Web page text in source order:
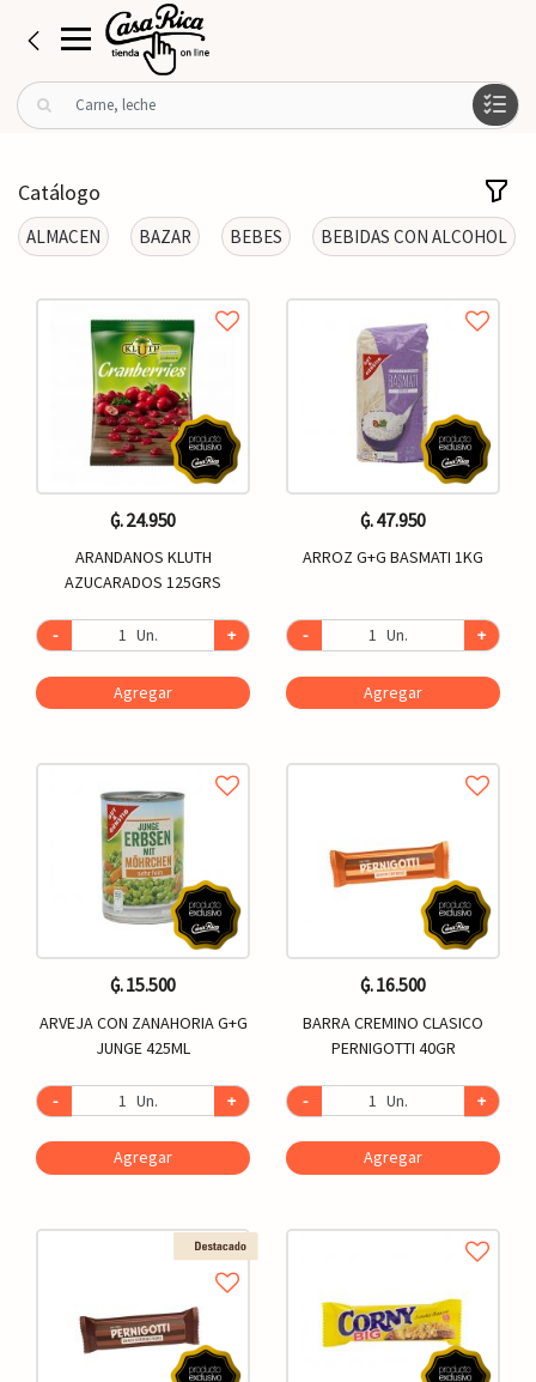
B
u
a
p
Catálogo
ALMACEN BAZAR BEBES BEBIDAS CON ALCOHOL
₲. 24.950
ARANDANOS KLUTH
AZUCARADOS 125GRS
- Un. +
Agregar
₲. 47.950
ARROZ G+G BASMATI 1KG
- Un. +
Agregar
₲. 15.500
ARVEJA CON ZANAHORIA G+G
JUNGE 425ML
- Un. +
Agregar
₲. 16.500
BARRA CREMINO CLASICO
PERNIGOTTI 40GR
- Un. +
Agregar